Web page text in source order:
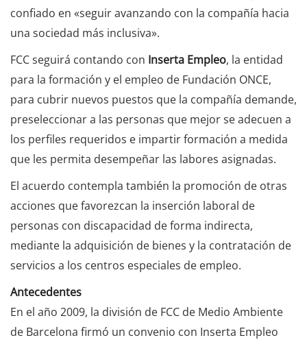
confiado en «seguir avanzando con la compañía hacia
una sociedad más inclusiva».
FCC seguirá contando con Inserta Empleo, la entidad
para la formación y el empleo de Fundación ONCE,
para cubrir nuevos puestos que la compañía demande,
preseleccionar a las personas que mejor se adecuen a
los perfiles requeridos e impartir formación a medida
que les permita desempeñar las labores asignadas.
El acuerdo contempla también la promoción de otras
acciones que favorezcan la inserción laboral de
personas con discapacidad de forma indirecta,
mediante la adquisición de bienes y la contratación de
servicios a los centros especiales de empleo.
Antecedentes
En el año 2009, la división de FCC de Medio Ambiente
de Barcelona firmó un convenio con Inserta Empleo